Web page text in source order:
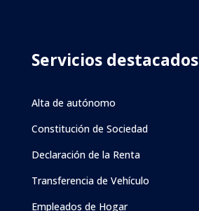
Servicios destacados
Alta de autónomo
Constitución de Sociedad
Declaración de la Renta
Transferencia de Vehículo
Empleados de Hogar